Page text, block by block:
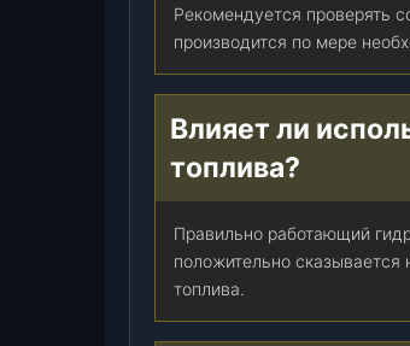
Рекомендуется проверять
производится по мере
Влияет ли
топлива?
Правильно работающий
положительно
топлива.